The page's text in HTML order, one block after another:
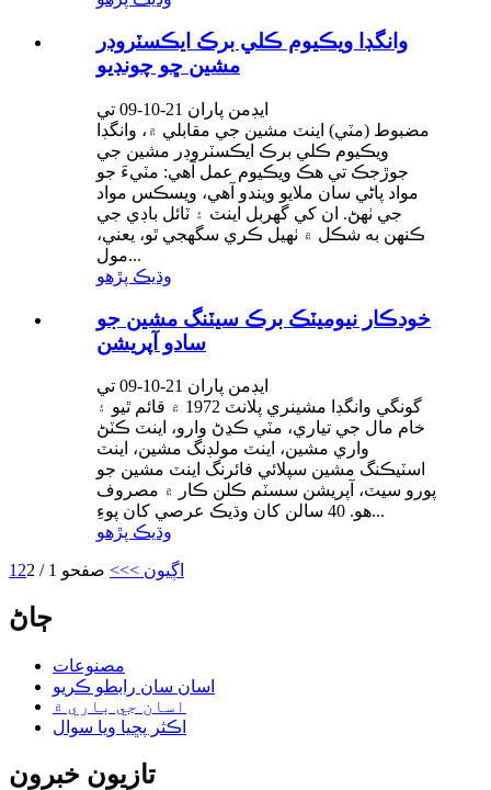
وانگڊا ويڪيوم ڪلي برڪ ايڪسٽروڊر
مشين ڇو چونڊيو
ايڊمن پاران 21-10-09 تي
مضبوط (مٽي) اينٽ مشين جي مقابلي ۾، وانگڊا
ويڪيوم ڪلي برڪ ايڪسٽروڊر مشين جي
جوڙجڪ تي هڪ ويڪيوم عمل آهي: مٽيءَ جو
مواد پاڻي سان ملايو ويندو آهي، ويسڪس مواد
جي ٺهڻ. ان کي گهربل اينٽ ۽ ٽائل باڊي جي
ڪنهن به شڪل ۾ ٺهيل ڪري سگهجي ٿو، يعني،
مول...
وڌيڪ پڙهو
خودڪار نيوميٽڪ برڪ سيٽنگ مشين جو
سادو آپريشن
ايڊمن پاران 21-10-09 تي
گونگي وانگڊا مشينري پلانٽ 1972 ۾ قائم ٿيو ۽
خام مال جي تياري، مٽي ڪڍڻ وارو، اينٽ ڪٽڻ
واري مشين، اينٽ مولڊنگ مشين، اينٽ
اسٽيڪنگ مشين سپلائي فائرنگ اينٽ مشين جو
پورو سيٽ، آپريشن سسٽم ڪلن ڪار ۾ مصروف
هو. 40 سالن کان وڌيڪ عرصي کان پوءِ...
وڌيڪ پڙهو
1 2 اڳيون >>> صفحو 1 / 2
ڄاڻ
مصنوعات
اسان سان رابطو ڪريو
اسان جي باري ۾
اڪثر پڇيا ويا سوال
تازيون خبرون